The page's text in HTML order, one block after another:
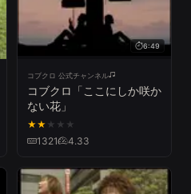
6:49
コブクロ 公式チャンネル
コブクロ「ここにしか咲か
ない花」
★★ ★ ★ ★
1321 4.33